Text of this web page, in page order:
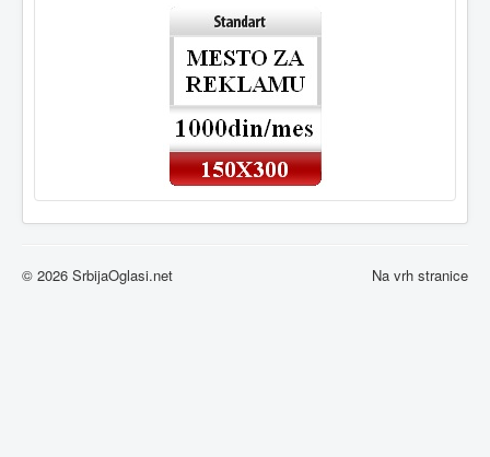
Na vrh stranice
© 2026 SrbijaOglasi.net